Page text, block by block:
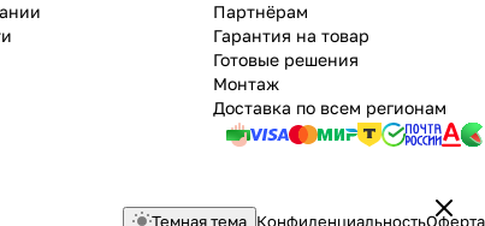
Партнёрам
Гарантия на товар
Готовые решения
Монтаж
Доставка по всем регионам
Темная тема КонфиденциальностьОферта